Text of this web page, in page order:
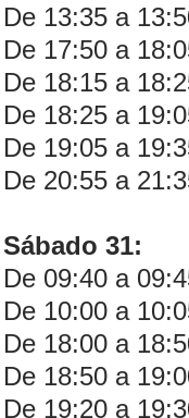
De 13:35 a
De 17:50 a
De 18:15 a
De 18:25 a
De 19:05 a
De 20:55 a
Sábado 31:
De 09:40 a
De 10:00 a
De 18:00 a
De 18:50 a
De 19:20 a